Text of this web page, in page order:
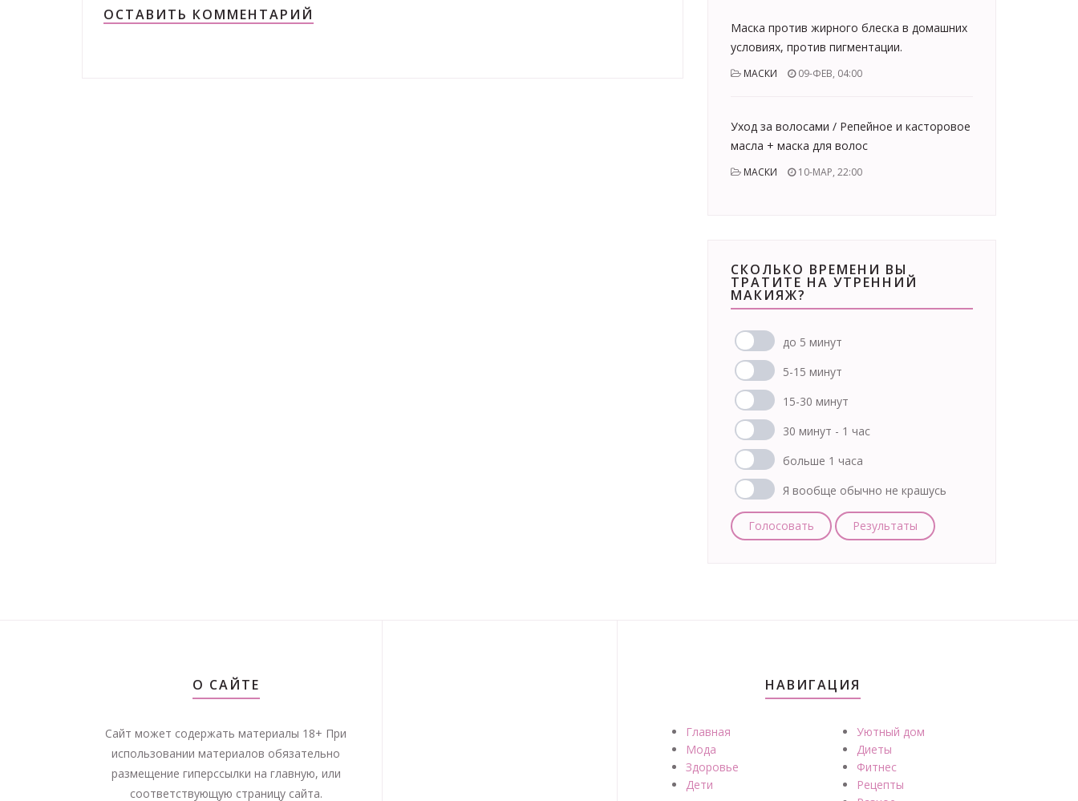
ОСТАВИТЬ КОММЕНТАРИЙ
Маска против жирного блеска в домашних
условиях, против пигментации.
МАСКИ 09-ФЕВ, 04:00
Уход за волосами / Репейное и касторовое
масла + маска для волос
МАСКИ 10-МАР, 22:00
СКОЛЬКО ВРЕМЕНИ ВЫ
ТРАТИТЕ НА УТРЕННИЙ
МАКИЯЖ?
до 5 минут
5-15 минут
15-30 минут
30 минут - 1 час
больше 1 часа
Я вообще обычно не крашусь
Голосовать Результаты
О САЙТЕ
Сайт может содержать материалы 18+ При
использовании материалов обязательно
размещение гиперссылки на главную, или
соответствующую страницу сайта.
НАВИГАЦИЯ
Главная
Мода
Здоровье
Дети
Уютный дом
Диеты
Фитнес
Рецепты